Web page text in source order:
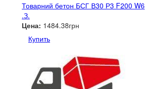
Товарний бетон БСГ В30 Р3 F200 W6
.З.
Цена: 1484.38грн
Купить